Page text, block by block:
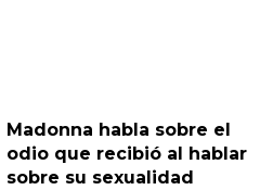
Madonna habla sobre el
odio que recibió al hablar
sobre su sexualidad